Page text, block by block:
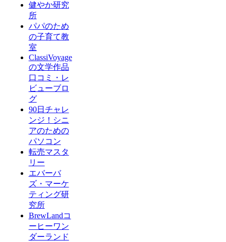
健やか研究
所
パパのため
の子育て教
室
ClassiVoyage
の文学作品
口コミ・レ
ビューブロ
グ
90日チャレ
ンジ！シニ
アのための
パソコン
転売マスタ
リー
エバーバ
ズ・マーケ
ティング研
究所
BrewLandコ
ーヒーワン
ダーランド